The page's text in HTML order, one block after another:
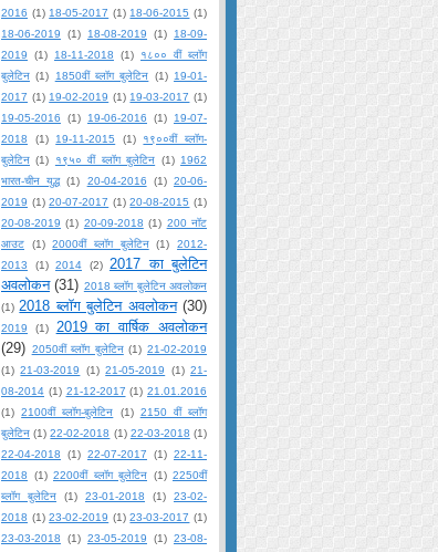
2016 (1) 18-05-2017 (1) 18-06-2015 (1)
18-06-2019
(1) 18-08-2019 (1) 18-09-
2019
(1) 18-11-2018 (1)
१८०० वीं ब्लॉग
बुलेटिन (1) 1850वीं ब्लॉग बुलेटिन (1) 19-01-
2017 (1) 19-02-2019 (1) 19-03-2017 (1)
19-05-2016
(1) 19-06-2016 (1) 19-07-
2018
(1) 19-11-2015 (1)
१९००वीं ब्लॉग-
बुलेटिन (1) १९५० वीं ब्लॉग बुलेटिन (1) 1962
भारत-चीन युद्ध (1) 20-04-2016 (1) 20-06-
2019 (1) 20-07-2017 (1) 20-08-2015 (1)
20-08-2019 (1) 20-09-2018 (1) 200 नॉट
आउट
(1) 2000वीं ब्लॉग बुलेटिन (1)
2012-
2013
(1) 2014 (2) 2017 का बुलेटिन
अवलोकन (31) 2018 ब्लॉग बुलेटिन अवलोकन
(1) 2018 ब्लॉग बुलेटिन अवलोकन (30)
2019 (1)
2019 का वार्षिक अवलोकन
(29) 2050वीं ब्लॉग बुलेटिन (1) 21-02-2019
(1) 21-03-2019 (1) 21-05-2019 (1) 21-
08-2014 (1) 21-12-2017 (1) 21.01.2016
(1) 2100वीं ब्लॉग-बुलेटिन (1) 2150 वीं ब्लॉग
बुलेटिन (1) 22-02-2018 (1) 22-03-2018 (1)
22-04-2018
(1) 22-07-2017 (1) 22-11-
2018
(1) 2200वीं ब्लॉग बुलेटिन (1) 2250वीं
ब्लॉग बुलेटिन
(1) 23-01-2018 (1)
23-02-
2018 (1) 23-02-2019 (1) 23-03-2017 (1)
23-03-2018
(1) 23-05-2019 (1) 23-08-